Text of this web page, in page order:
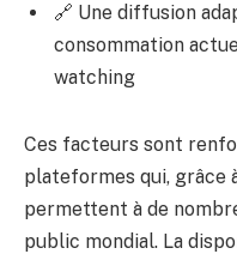
🔗 Une diffusion
consommation
watching
Ces facteurs sont
plateformes qui, grâce
permettent à de
public mondial. La